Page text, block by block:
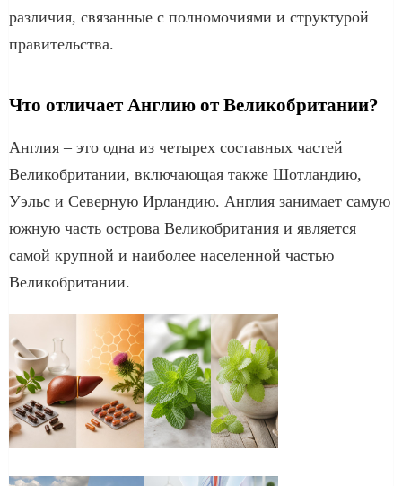
различия, связанные с полномочиями и структурой
правительства.
Что отличает Англию от Великобритании?
Англия – это одна из четырех составных частей
Великобритании, включающая также Шотландию,
Уэльс и Северную Ирландию. Англия занимает самую
южную часть острова Великобритания и является
самой крупной и наиболее населенной частью
Великобритании.